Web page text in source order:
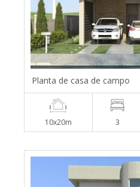
Planta de casa de campo
10x20m 3